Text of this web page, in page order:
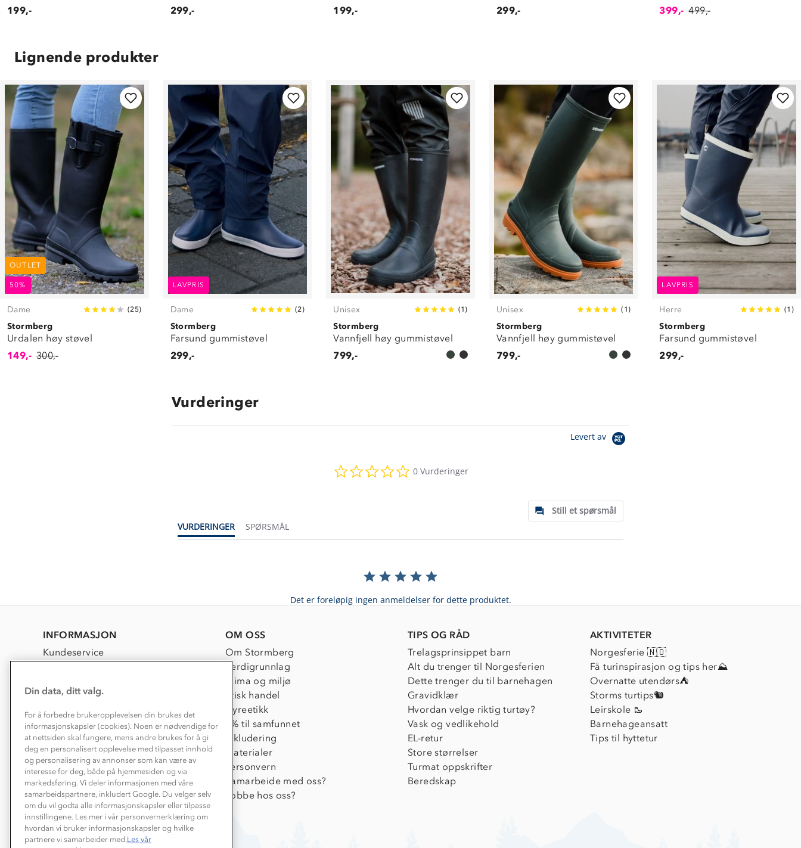
199,-
299,-
199,-
299,- 399,- 499,-
Lignende produkter
OUTLET
50%
Dame (25)
Stormberg
Urdalen høy støvel
149,- 300,-
LAVPRIS
Dame (2)
Stormberg
Farsund gummistøvel
299,-
Unisex (1 )
Stormberg
Vannfjell høy gummistøvel
799,-
Unisex ( 1 )
Stormberg
Vannfjell høy gummistøvel
799,-
LAVPRIS
Herre (1 )
Stormberg
Farsund gummistøvel
299,-
Vurderinger
Levert av
star
0 Vurderinger
Still et spørsmål
VURDERINGER
SPØRSMÅL
Det er foreløpig ingen anmeldelser for dette produktet.
INFORMASJON
Kundeservice
Kundeklubb
Våre butikker
Bedrift, barnehage og SFO
Presse
OM OSS
Om Stormberg
Verdigrunnlag
Klima og miljø
Etisk handel
Dyreetikk
1% til samfunnet
Inkludering
Materialer
Personvern
Samarbeide med oss?
Jobbe hos oss?
TIPS OG RÅD
Trelagsprinsippet barn
Alt du trenger til Norgesferien
Dette trenger du til barnehagen
Gravidklær
Hvordan velge riktig turtøy?
Vask og vedlikehold
EL-retur
Store størrelser
Turmat oppskrifter
Beredskap
AKTIVITETER
Norgesferie 🇳🇴
Få turinspirasjon og tips her⛰
Overnatte utendørs⛺
Storms turtips🐿️
Leirskole 🥾
Barnehageansatt
Tips til hyttetur
Din data, ditt valg.
For å forbedre brukeropplevelsen din brukes det
informasjonskapsler (cookies). Noen er nødvendige for
at nettsiden skal fungere, mens andre brukes for å gi
deg en personalisert opplevelse med tilpasset innhold
og personalisering av annonser som kan være av
interesse for deg, både på hjemmesiden og via
markedsføring. Vi deler informasjonen med våre
samarbeidspartnere, inkludert Google. Du velger selv
om du vil godta alle informasjonskapsler eller tilpasse
innstillingene. Les mer i vår personvernerklæring om
hvordan vi bruker informasjonskapsler og hvilke
partnere vi samarbeider med.Les vår